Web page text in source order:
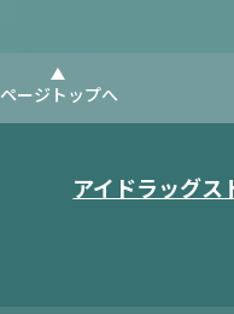
ページトップへ
アイドラッグス